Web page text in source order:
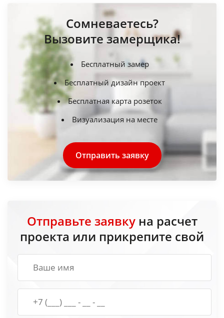
Сомневаетесь?
Вызовите замерщика!
Бесплатный замер
Бесплатный дизайн проект
Бесплатная карта розеток
Визуализация на месте
Отправить заявку
Отправьте заявкуна расчет
проекта или прикрепите свой